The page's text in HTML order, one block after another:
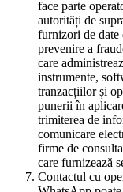
face parte
autorități de
furnizori de date
prevenire a
care
instrumente,
tranzacțiilor și
punerii în
trimiterea de
comunicare
firme de
care furnizează
Contactul cu